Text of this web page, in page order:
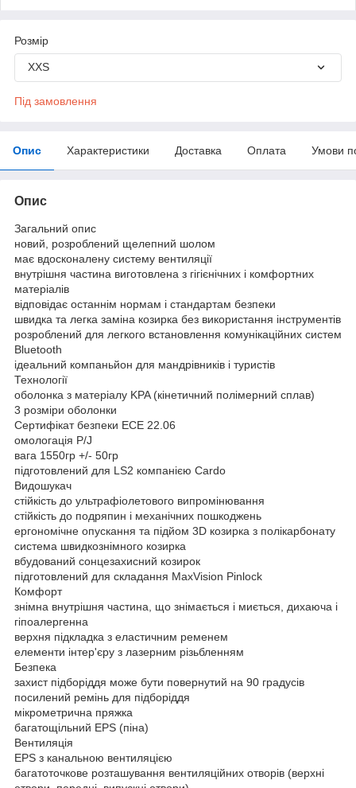
Розмір
XXS
Під замовлення
Опис Характеристики Доставка Оплата Умови
Опис
Загальний опис
новий, розроблений щелепний шолом
має вдосконалену систему вентиляції
внутрішня частина виготовлена з гігієнічних і комфортних
матеріалів
відповідає останнім нормам і стандартам безпеки
швидка та легка заміна козирка без використання інструментів
розроблений для легкого встановлення комунікаційних систем
Bluetooth
ідеальний компаньйон для мандрівників і туристів
Технології
оболонка з матеріалу KPA (кінетичний полімерний сплав)
3 розміри оболонки
Сертифікат безпеки ECE 22.06
омологація P/J
вага 1550гр +/- 50гр
підготовлений для LS2 компанією Cardo
Видошукач
стійкість до ультрафіолетового випромінювання
стійкість до подряпин і механічних пошкоджень
ергономічне опускання та підйом 3D козирка з полікарбонату
система швидкознімного козирка
вбудований сонцезахисний козирок
підготовлений для складання MaxVision Pinlock
Комфорт
знімна внутрішня частина, що знімається і миється, дихаюча і
гіпоалергенна
верхня підкладка з еластичним ременем
елементи інтер'єру з лазерним різьбленням
Безпека
захист підборіддя може бути повернутий на 90 градусів
посилений ремінь для підборіддя
мікрометрична пряжка
багатощільний EPS (піна)
Вентиляція
EPS з канальною вентиляцією
багатоточкове розташування вентиляційних отворів (верхні